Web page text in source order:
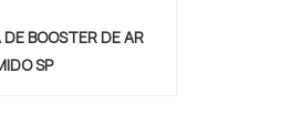
BOOSTER DE AR
SP